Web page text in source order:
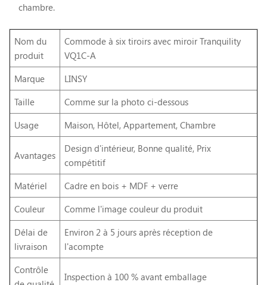
chambre.
Nom du
produit
Commode à six tiroirs avec miroir Tranquility
VQ1C-A
Marque
LINSY
Taille
Comme sur la photo ci-dessous
Usage
Maison, Hôtel, Appartement, Chambre
Avantages
Design d'intérieur, Bonne qualité, Prix
compétitif
Matériel
Cadre en bois + MDF + verre
Couleur
Comme l'image couleur du produit
Délai de
livraison
Environ 2 à 5 jours après réception de
l'acompte
Contrôle
Inspection à 100 % avant emballage